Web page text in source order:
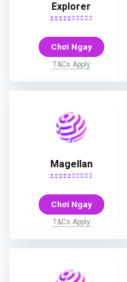
Explorer
Chơi Ngay
T&Cs Apply
Magellan
Chơi Ngay
T&Cs Apply